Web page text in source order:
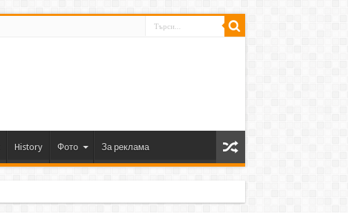
History Фото За реклама